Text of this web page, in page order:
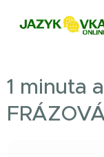
1 minuta